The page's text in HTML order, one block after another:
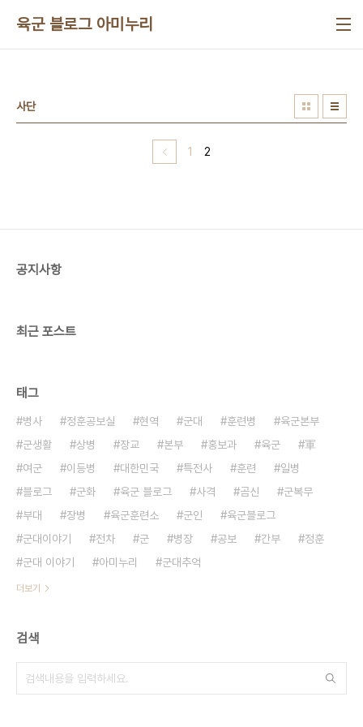
육군 블로그 아미누리
사단
1 2
공지사항
최근 포스트
태그
병사 정훈공보실 현역 군대 훈련병
육군본부
군생활
상병 장교 본부 홍보과 육군
軍
여군
이등병 대한민국 특전사 훈련
일병
블로그
군화 육군 블로그 사격 곰신
군복무
부대
장병 육군훈련소 군인
육군블로그
군대이야기
전차 군 병장 공보 간부
정훈
군대 이야기
아미누리 군대추억
더보기
검색